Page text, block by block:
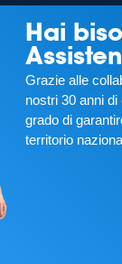
Hai
Grazie alle
nostri 30 anni
grado di
territorio